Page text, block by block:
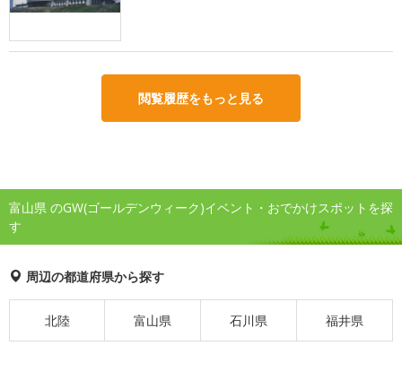
閲覧履歴をもっと見る
富山県 のGW(ゴールデンウィーク)イベント・おでかけスポットを探
す
周辺の都道府県から探す
北陸 富山県 石川県 福井県